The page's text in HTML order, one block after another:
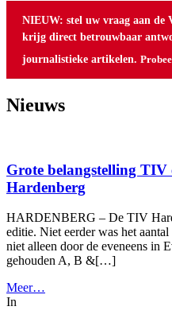
NIEUW: stel uw vraag aan de
krijg direct betrouwbaar
journalistieke artikelen.
Nieuws
Grote belangstelling
Hardenberg
HARDENBERG – De TIV
editie. Niet eerder was het
niet alleen door de eveneens in
gehouden A, B &[…]
Meer…
In